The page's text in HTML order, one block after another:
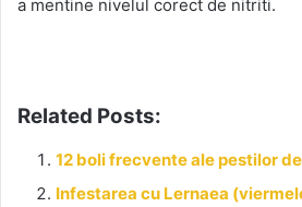
a mentine nivelul corect de nitriti.
Related Posts:
12 boli frecvente ale pestilor
Infestarea cu Lernaea